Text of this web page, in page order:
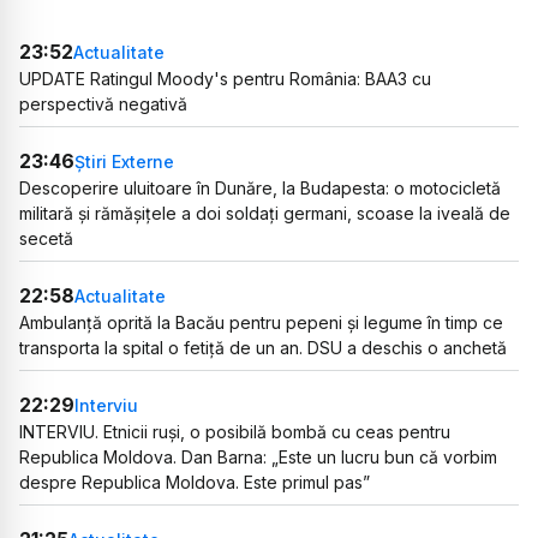
23:52Actualitate
UPDATE Ratingul Moody's pentru România: BAA3 cu
perspectivă negativă
23:46Știri Externe
Descoperire uluitoare în Dunăre, la Budapesta: o motocicletă
militară și rămășițele a doi soldați germani, scoase la iveală de
secetă
22:58Actualitate
Ambulanță oprită la Bacău pentru pepeni și legume în timp ce
transporta la spital o fetiță de un an. DSU a deschis o anchetă
22:29Interviu
INTERVIU. Etnicii ruși, o posibilă bombă cu ceas pentru
Republica Moldova. Dan Barna: „Este un lucru bun că vorbim
despre Republica Moldova. Este primul pas”